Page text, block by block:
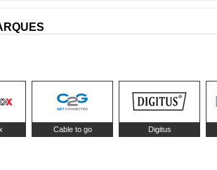
Cable to go Digitus